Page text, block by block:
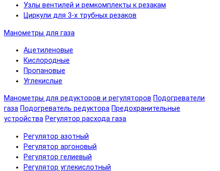
Узлы вентилей и ремкомплекты к резакам
Циркули для 3-х трубных резаков
Манометры для газа
Ацетиленовые
Кислородные
Пропановые
Углекислые
Манометры для редукторов и регуляторов Подогреватели
газа Подогреватель редуктора Предохранительные
устройства Регулятор расхода газа
Регулятор азотный
Регулятор аргоновый
Регулятор гелиевый
Регулятор углекислотный